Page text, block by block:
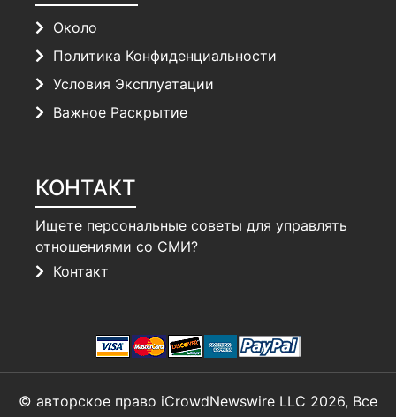
Около
Политика Конфиденциальности
Условия Эксплуатации
Важное Раскрытие
КОНТАКТ
Ищете персональные советы для управлять
отношениями со СМИ?
Контакт
© авторское право iCrowdNewswire LLC 2026, Все